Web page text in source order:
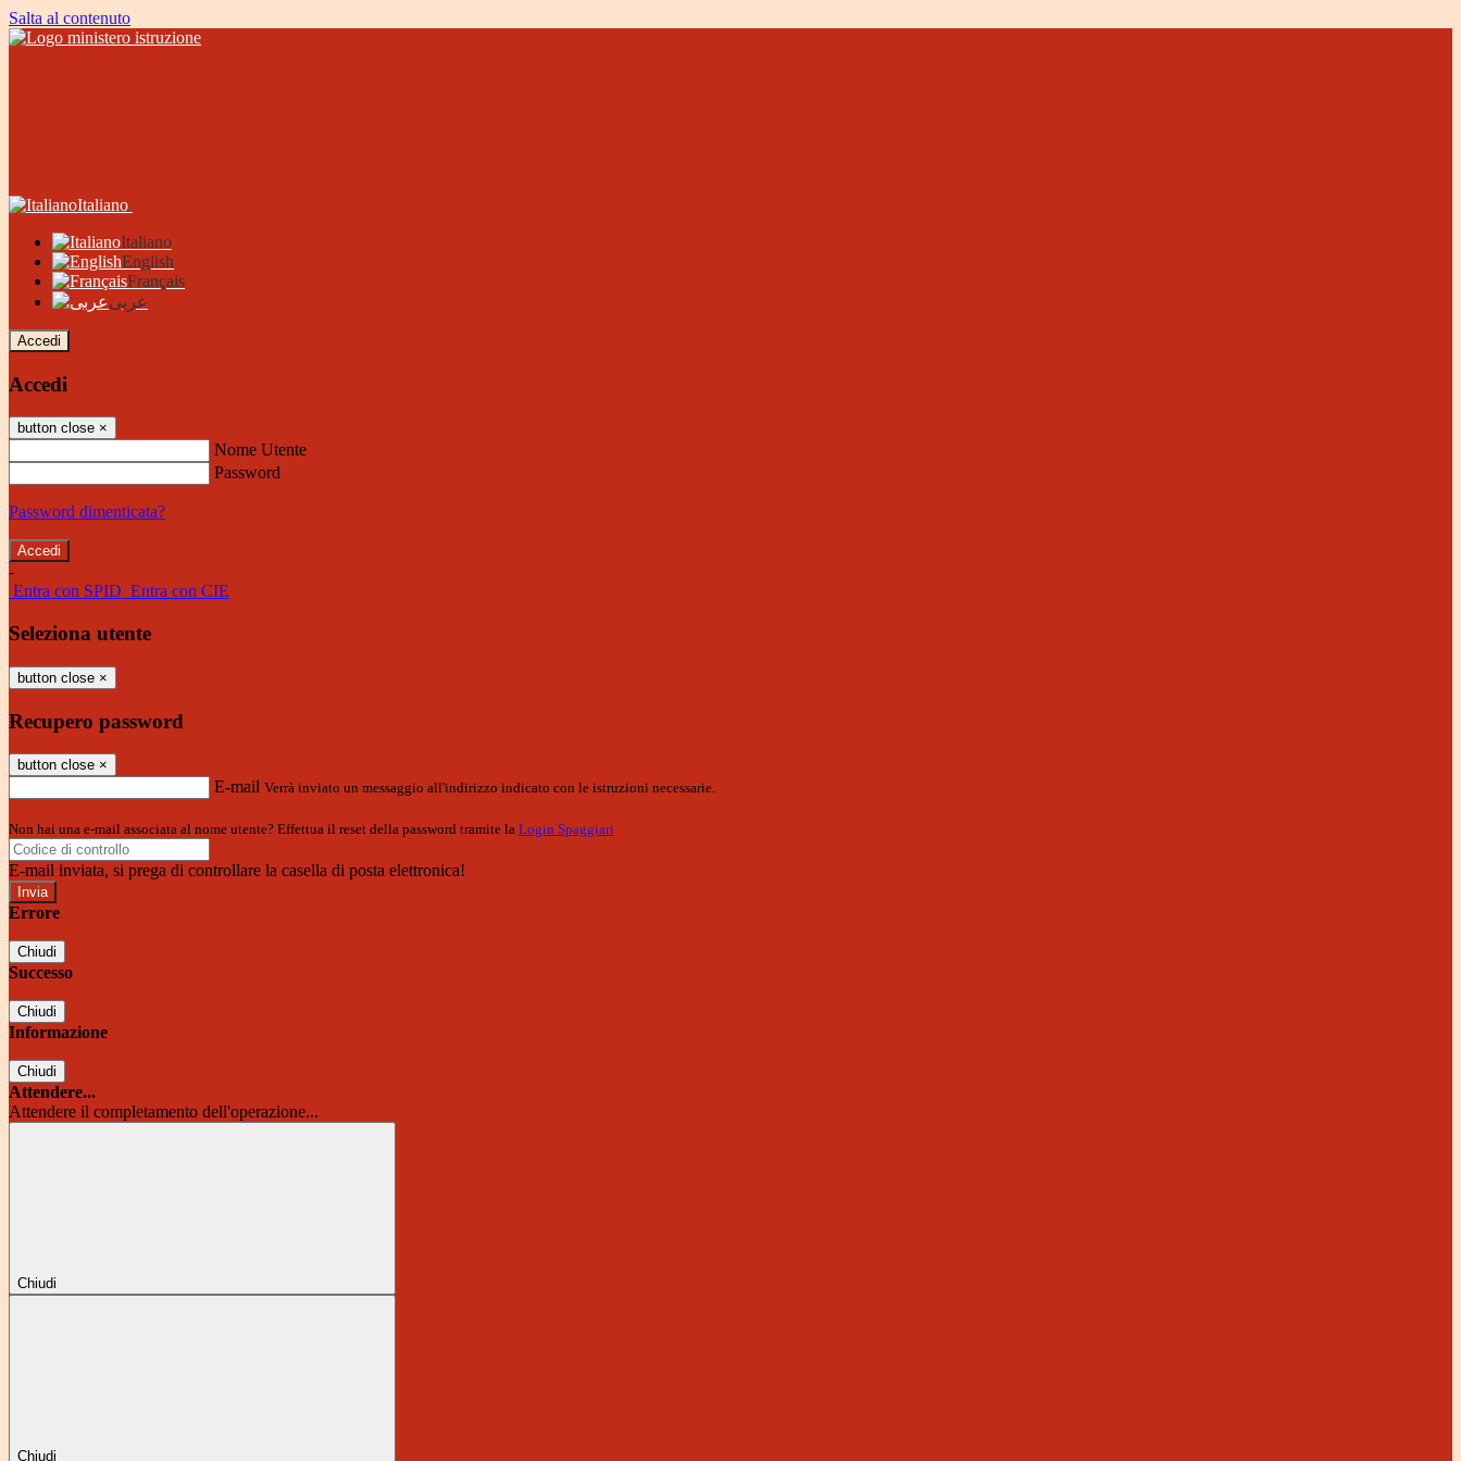
Salta al contenuto
Italiano
Italiano
English
Français
عربى
Accedi
Accedi
button close ×
Nome Utente
Password
Password dimenticata?
-
Entra con SPID Entra con CIE
Seleziona utente
button close ×
Recupero password
button close ×
E-mail Verrà inviato un messaggio all'indirizzo indicato con le istruzioni necessarie.
Non hai una e-mail associata al nome utente? Effettua il reset della password tramite la Login Spaggiari
E-mail inviata, si prega di controllare la casella di posta elettronica!
Errore
Chiudi
Successo
Chiudi
Informazione
Chiudi
Attendere...
Attendere il completamento dell'operazione...
Chiudi
Chiudi